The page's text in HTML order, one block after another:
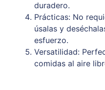
duradero.
Prácticas: No
úsalas y
esfuerzo.
Versatilidad:
comidas al aire